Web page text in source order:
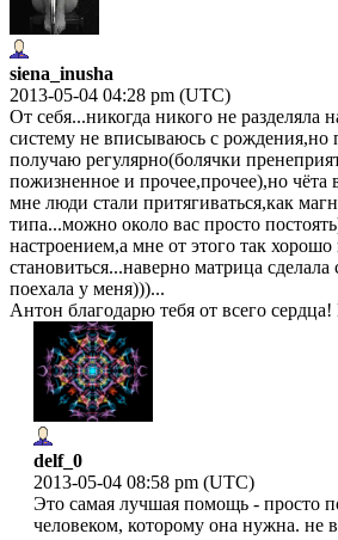
siena_inusha
2013-05-04 04:28 pm (UTC)
От себя...никогда никого не
систему не вписываюсь с рождения,но
получаю регулярно(болячки
пожизненное и прочее,прочее),но чёта
мне люди стали притягиваться,как
типа...можно около вас просто
настроением,а мне от этого так
становиться...наверно матрица
поехала у меня)))...
Антон благодарю тебя от всего
delf_0
2013-05-04 08:58 pm (UTC)
Это самая лучшая помощь - просто
человеком, которому она нужна. не